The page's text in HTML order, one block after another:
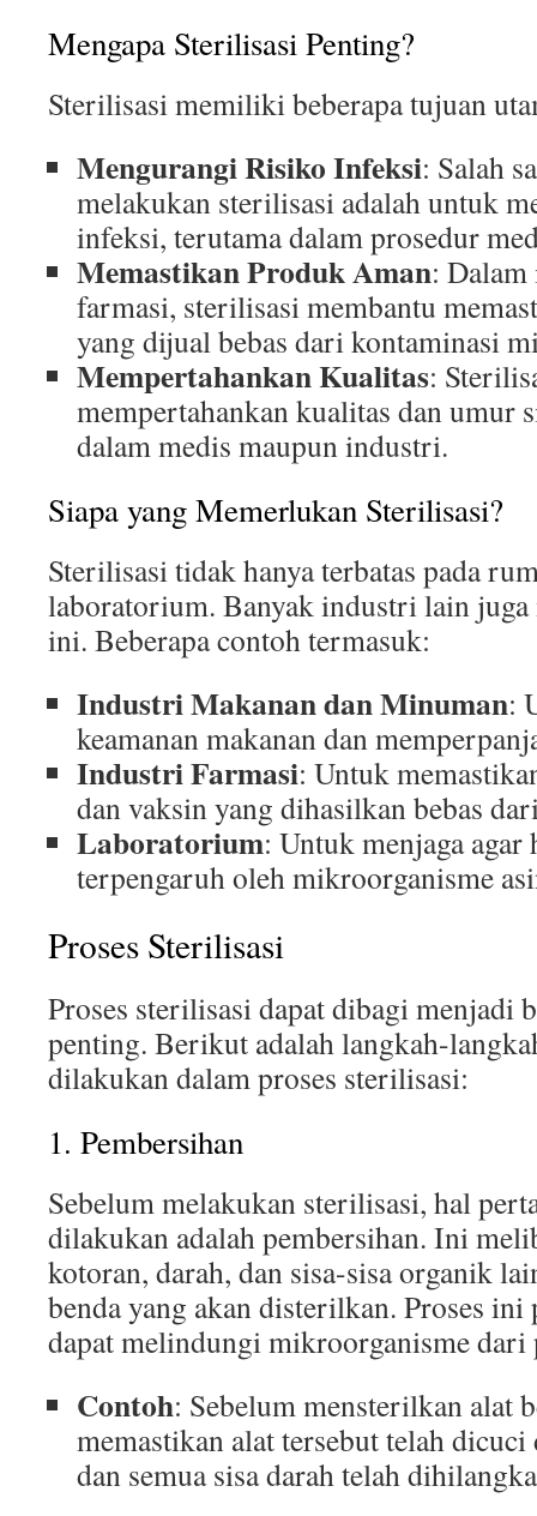
Mengapa Sterilisasi Penting?
Sterilisasi memiliki beberapa tujuan
Mengurangi Risiko Infeksi: Salah
melakukan sterilisasi adalah untuk
infeksi, terutama dalam prosedur
Memastikan Produk Aman:
farmasi, sterilisasi membantu
yang dijual bebas dari kontaminasi
Mempertahankan Kualitas:
mempertahankan kualitas dan umur
dalam medis maupun industri.
Siapa yang Memerlukan Sterilisasi?
Sterilisasi tidak hanya terbatas pada
laboratorium. Banyak industri lain juga
ini. Beberapa contoh termasuk:
Industri Makanan dan Minuman:
keamanan makanan dan
Industri Farmasi: Untuk
dan vaksin yang dihasilkan bebas
Laboratorium: Untuk menjaga
terpengaruh oleh mikroorganisme
Proses Sterilisasi
Proses sterilisasi dapat dibagi menjadi
penting. Berikut adalah langkah-
dilakukan dalam proses sterilisasi:
1. Pembersihan
Sebelum melakukan sterilisasi, hal
dilakukan adalah pembersihan. Ini
kotoran, darah, dan sisa-sisa organik
benda yang akan disterilkan. Proses
dapat melindungi mikroorganisme dari
Contoh: Sebelum mensterilkan alat
memastikan alat tersebut telah dicuci
dan semua sisa darah telah